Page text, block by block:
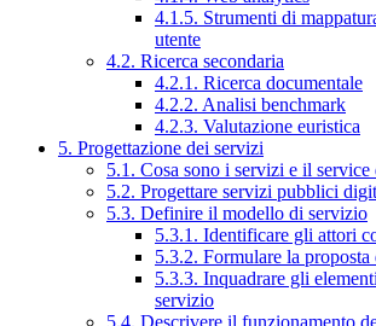
4.1.5. Strumenti di
utente
4.2. Ricerca secondaria
4.2.1. Ricerca documentale
4.2.2. Analisi benchmark
4.2.3. Valutazione euristica
5. Progettazione dei servizi
5.1. Cosa sono i servizi e il service
5.2. Progettare servizi pubblici
5.3. Definire il modello di servizio
5.3.1. Identificare gli attori
5.3.2. Formulare la
5.3.3. Inquadrare gli
servizio
5.4. Descrivere il funzionamento